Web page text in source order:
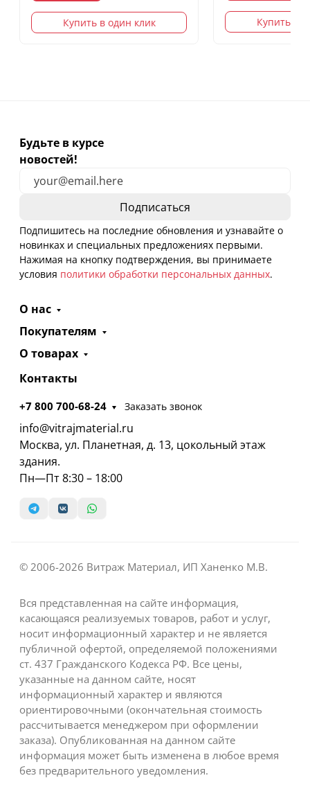
Купить в один клик Купить в
Будьте в курсе
новостей!
Подпишитесь на последние обновления и узнавайте о
новинках и специальных предложениях первыми.
Нажимая на кнопку подтверждения, вы принимаете
условия политики обработки персональных данных.
О нас
Покупателям
О товарах
Контакты
+7 800 700-68-24 Заказать звонок
info@vitrajmaterial.ru
Москва, ул. Планетная, д. 13, цокольный этаж
здания.
Пн—Пт 8:30 – 18:00
© 2006-2026 Витраж Материал, ИП Ханенко М.В.
Вся представленная на сайте информация,
касающаяся реализуемых товаров, работ и услуг,
носит информационный характер и не является
публичной офертой, определяемой положениями
ст. 437 Гражданского Кодекса РФ. Все цены,
указанные на данном сайте, носят
информационный характер и являются
ориентировочными (окончательная стоимость
рассчитывается менеджером при оформлении
заказа). Опубликованная на данном сайте
информация может быть изменена в любое время
без предварительного уведомления.